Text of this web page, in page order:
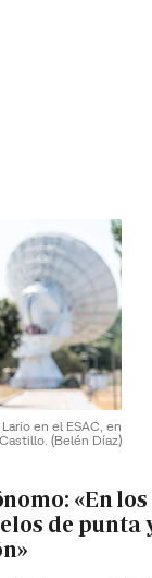
en el ESAC, en
(Belén Díaz)
«En los
de punta